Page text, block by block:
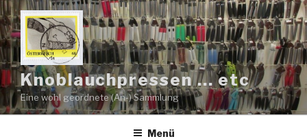
Zum
Inhalt
springen
Knoblauchpressen … etc
Eine wohl geordnete (An-) Sammlung
Menü